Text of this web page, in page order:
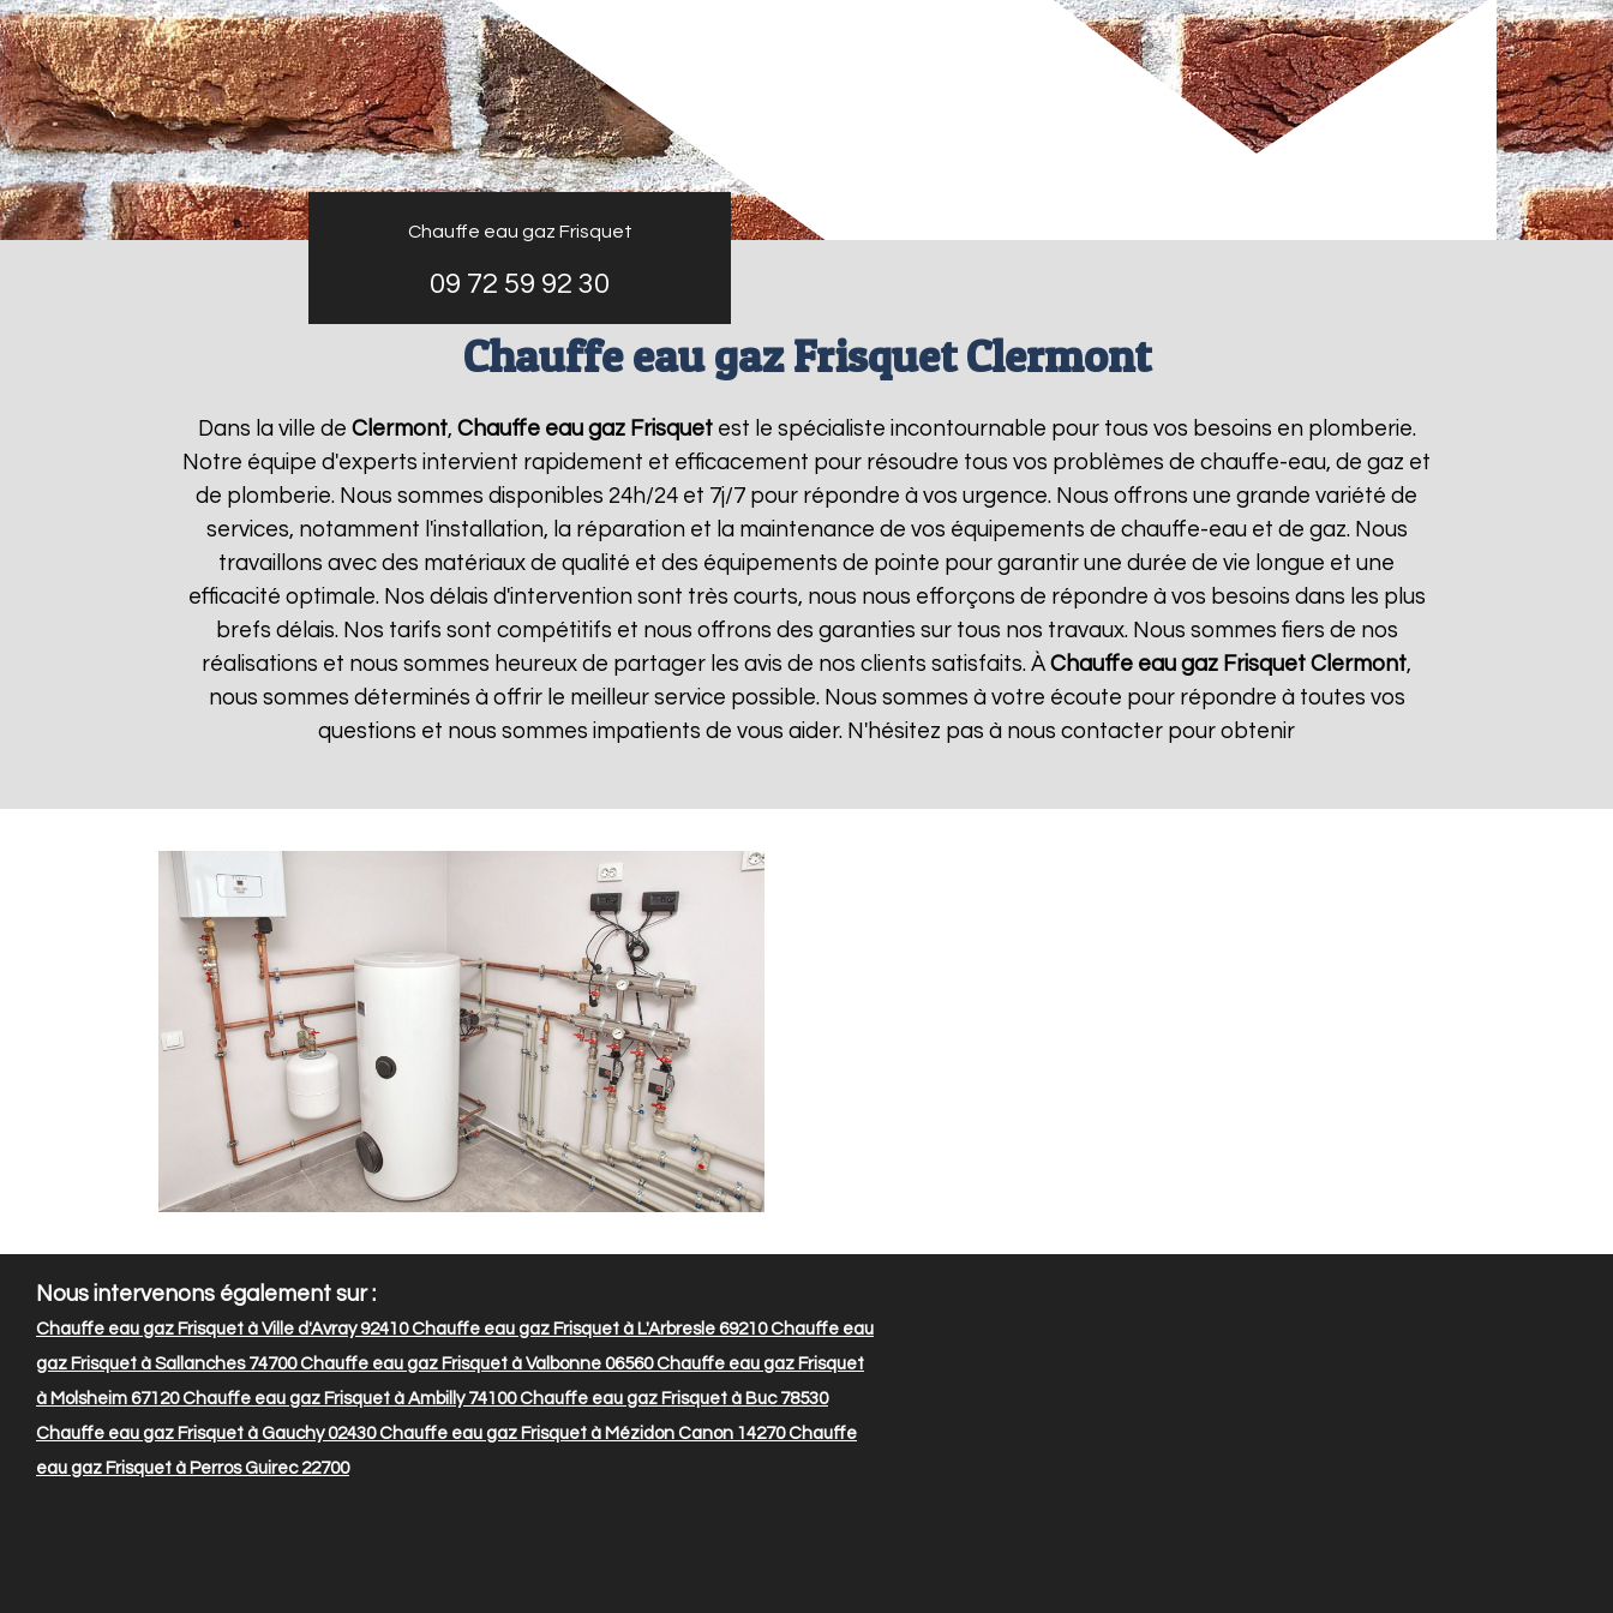
Chauffe eau gaz Frisquet
09 72 59 92 30
Chauffe eau gaz Frisquet Clermont
Dans la ville de Clermont, Chauffe eau gaz Frisquetest le spécialiste incontournable pour tous vos besoins en plomberie.
Notre équipe d'experts intervient rapidement et efficacement pour résoudre tous vos problèmes de chauffe-eau, de gaz et
de plomberie. Nous sommes disponibles 24h/24 et 7j/7 pour répondre à vos urgence. Nous offrons une grande variété de
services, notamment l'installation, la réparation et la maintenance de vos équipements de chauffe-eau et de gaz. Nous
travaillons avec des matériaux de qualité et des équipements de pointe pour garantir une durée de vie longue et une
efficacité optimale. Nos délais d'intervention sont très courts, nous nous efforçons de répondre à vos besoins dans les plus
brefs délais. Nos tarifs sont compétitifs et nous offrons des garanties sur tous nos travaux. Nous sommes fiers de nos
réalisations et nous sommes heureux de partager les avis de nos clients satisfaits. ÀChauffe eau gaz Frisquet Clermont,
nous sommes déterminés à offrir le meilleur service possible. Nous sommes à votre écoute pour répondre à toutes vos
questions et nous sommes impatients de vous aider. N'hésitez pas à nous contacter pour obtenir
Nous intervenons également sur :
Chauffe eau gaz Frisquet à Ville d'Avray 92410Chauffe eau gaz Frisquet à L'Arbresle 69210Chauffe eau
gaz Frisquet à Sallanches 74700Chauffe eau gaz Frisquet à Valbonne 06560Chauffe eau gaz Frisquet
à Molsheim 67120Chauffe eau gaz Frisquet à Ambilly 74100Chauffe eau gaz Frisquet à Buc 78530
Chauffe eau gaz Frisquet à Gauchy 02430Chauffe eau gaz Frisquet à Mézidon Canon 14270Chauffe
eau gaz Frisquet à Perros Guirec 22700